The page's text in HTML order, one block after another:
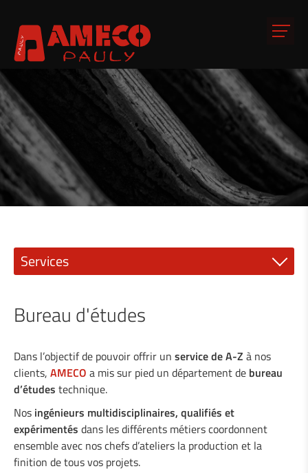
Services
Services à l'industrie
Bureau d'études
Bureau d'études
Dans l’objectif de pouvoir offrir un service de A-Z à nos
clients, AMECO a mis sur pied un département de bureau
d’études technique.
Nos ingénieurs multidisciplinaires, qualifiés et
expérimentés dans les différents métiers coordonnent
ensemble avec nos chefs d’ateliers la production et la
finition de tous vos projets.